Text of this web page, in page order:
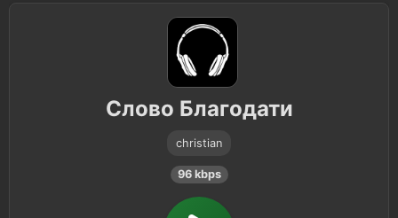
Слово Благодати
christian
96 kbps